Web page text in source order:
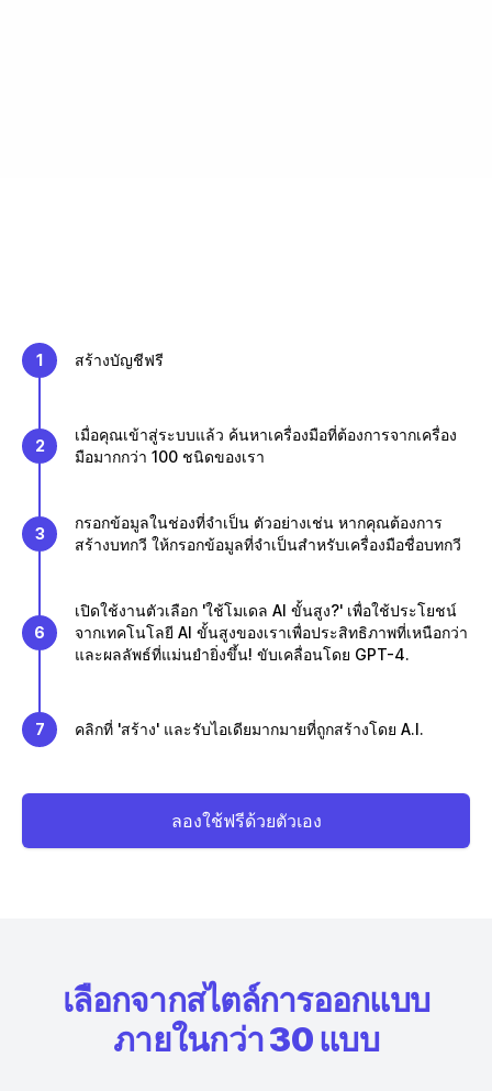
1 สร้างบัญชีฟรี
2
เมื่อคุณเข้าสู่ระบบแล้ว ค้นหาเครื่องมือที่ต้องการจากเครื่อง
มือมากกว่า 100 ชนิดของเรา
3
กรอกข้อมูลในช่องที่จำเป็น ตัวอย่างเช่น หากคุณต้องการ
สร้างบทกวี ให้กรอกข้อมูลที่จำเป็นสำหรับเครื่องมือชื่อบทกวี
6
เปิดใช้งานตัวเลือก 'ใช้โมเดล AI ขั้นสูง?' เพื่อใช้ประโยชน์
จากเทคโนโลยี AI ขั้นสูงของเราเพื่อประสิทธิภาพที่เหนือกว่า
และผลลัพธ์ที่แม่นยำยิ่งขึ้น! ขับเคลื่อนโดย GPT-4.
7 คลิกที่ 'สร้าง' และรับไอเดียมากมายที่ถูกสร้างโดย A.I.
ลองใช้ฟรีด้วยตัวเอง
เลือกจากสไตล์การออกแบบ
ภายในกว่า 30 แบบ